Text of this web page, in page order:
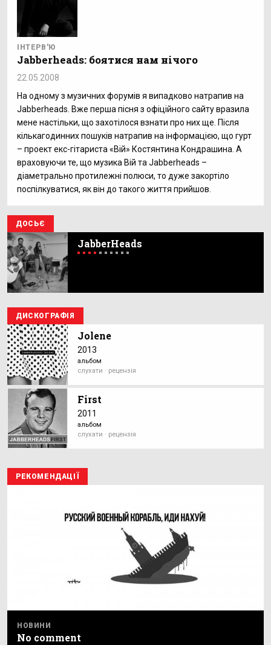
ІНТЕРВ'Ю
Jabberheads: боятися нам нічого
22.05.2008
На одному з музичних форумів я випадково натрапив на
Jabberheads. Вже перша пісня з офіційного сайту вразила
мене настільки, що захотілося взнати про них ще. Після
кількагодинних пошуків натрапив на інформацією, що гурт
– проект екс-гітариста «Вій» Костянтина Кондрашина. А
враховуючи те, що музика Вій та Jabberheads –
діаметрально протилежні полюси, то дуже закортіло
поспілкуватися, як він до такого життя прийшов.
ДОСЬЄ
JabberHeads
ДИСКОГРАФІЯ
Jolene
2013
альбом
слухати · рецензія
First
2011
альбом
слухати · рецензія
РЕКОМЕНДАЦІЇ
НОВИНИ
No comment